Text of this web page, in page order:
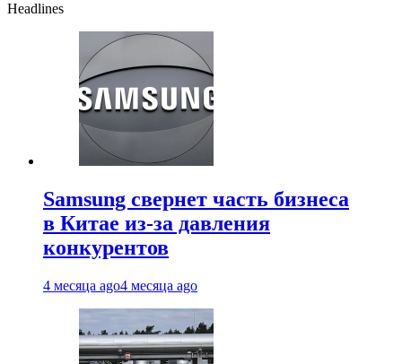
Headlines
Samsung свернет часть бизнеса
в Китае из-за давления
конкурентов
4 месяца ago4 месяца ago